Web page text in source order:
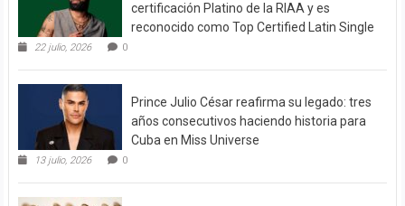
certificación Platino de la RIAA y es
reconocido como Top Certified Latin Single
22 julio, 2026 0
Prince Julio César reafirma su legado: tres
años consecutivos haciendo historia para
Cuba en Miss Universe
13 julio, 2026 0